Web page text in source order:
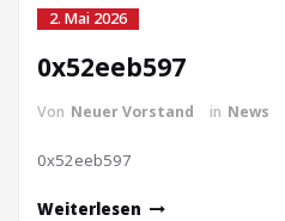
2. Mai 2026
0x52eeb597
Von Neuer Vorstand in News
0x52eeb597
Weiterlesen